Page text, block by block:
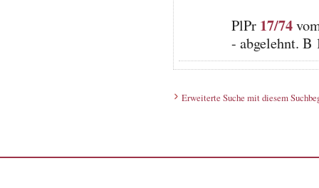
PlPr 17/74
- abgelehnt. B
Erweiterte Suche mit diesem